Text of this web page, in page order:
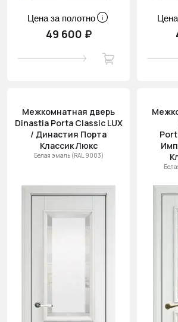
Цена за полотно
49 600 ₽
Межкомнатная дверь
Dinastia Porta Classic LUX
/ Династия Порта
Классик Люкс
Белая эмаль (RAL 9003)